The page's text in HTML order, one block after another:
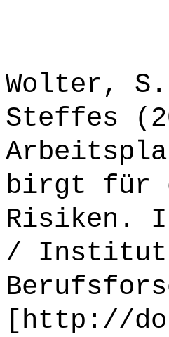
Wolter,
Steffes
birgt für
Risiken.
/ Institut
[http://